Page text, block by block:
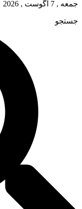
جمعه , 7 آگوست , 2026
جستجو